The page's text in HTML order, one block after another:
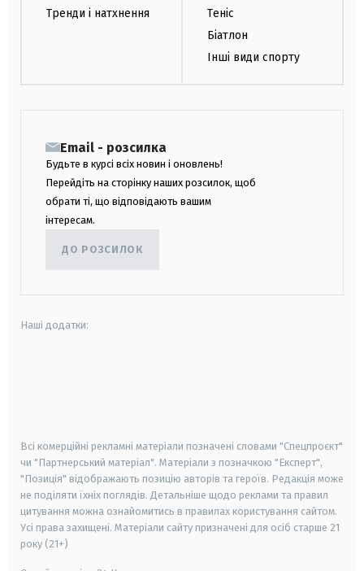
Тренди і натхнення
Теніс
Біатлон
Інші види спорту
Email - розсилка
Будьте в курсі всіх новин і оновлень!
Перейдіть на сторінку наших розсилок, щоб
обрати ті, що відповідають вашим
інтересам.
ДО РОЗСИЛОК
Наші додатки:
Всі комерційні рекламні матеріали позначені словами "Спецпроєкт"
чи "Партнерський матеріал". Матеріали з позначкою "Експерт",
"Позиція" відображають позицію авторів та героїв. Редакція може
не поділяти їхніх поглядів. Детальніше щодо реклами та правил
цитування можна ознайомитись в правилах користування сайтом.
Усі права захищені. Матеріали сайту призначені для осіб старше 21
року (21+)